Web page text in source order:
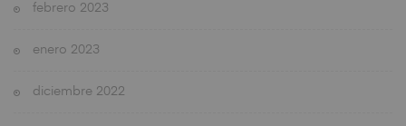
febrero 2023
enero 2023
diciembre 2022